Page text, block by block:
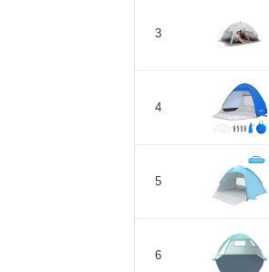
3
4
5
6